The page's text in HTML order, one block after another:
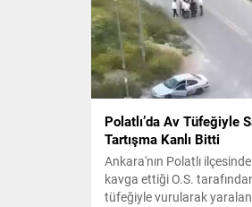
Polatlı’da Av Tüfeğiyle
Tartışma Kanlı Bitti
Ankara'nın Polatlı
kavga ettiği O.S.
tüfeğiyle vurularak